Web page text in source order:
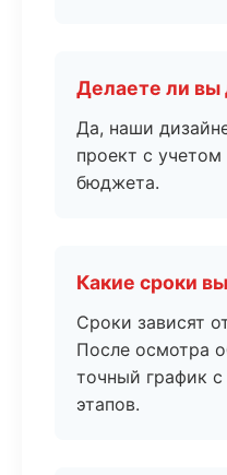
Делаете ли вы
Да, наши
проект с
бюджета.
Какие сроки
Сроки зависят
После осмотра
точный график с
этапов.